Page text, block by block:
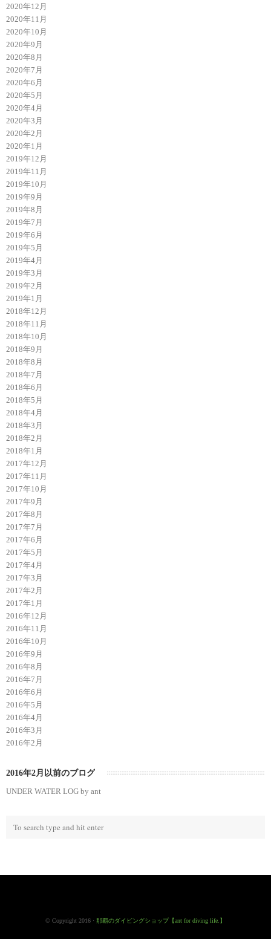
2020年12月
2020年11月
2020年10月
2020年9月
2020年8月
2020年7月
2020年6月
2020年5月
2020年4月
2020年3月
2020年2月
2020年1月
2019年12月
2019年11月
2019年10月
2019年9月
2019年8月
2019年7月
2019年6月
2019年5月
2019年4月
2019年3月
2019年2月
2019年1月
2018年12月
2018年11月
2018年10月
2018年9月
2018年8月
2018年7月
2018年6月
2018年5月
2018年4月
2018年3月
2018年2月
2018年1月
2017年12月
2017年11月
2017年10月
2017年9月
2017年8月
2017年7月
2017年6月
2017年5月
2017年4月
2017年3月
2017年2月
2017年1月
2016年12月
2016年11月
2016年10月
2016年9月
2016年8月
2016年7月
2016年6月
2016年5月
2016年4月
2016年3月
2016年2月
2016年2月以前のブログ
UNDER WATER LOG by ant
© Copyright 2016 · 那覇のダイビングショップ【ant for diving life.】